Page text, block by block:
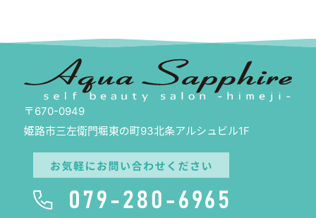
〒670-0949
姫路市三左衛門堀東の町93北条アルシュビル1F